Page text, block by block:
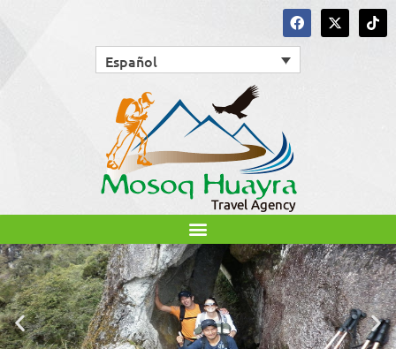
Español